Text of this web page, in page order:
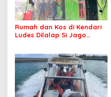
Rumah dan Kos di Kendari
Ludes Dilalap Si Jago